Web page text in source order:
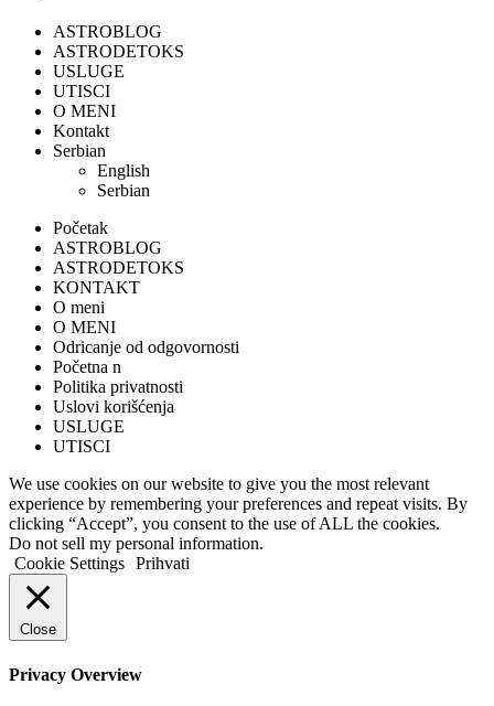
ASTROBLOG
ASTRODETOKS
USLUGE
UTISCI
O MENI
Kontakt
Serbian
English
Serbian
Početak
ASTROBLOG
ASTRODETOKS
KONTAKT
O meni
O MENI
Odricanje od odgovornosti
Početna n
Politika privatnosti
Uslovi korišćenja
USLUGE
UTISCI
We use cookies on our website to give you the most relevant
experience by remembering your preferences and repeat visits. By
clicking “Accept”, you consent to the use of ALL the cookies.
Do not sell my personal information.
Cookie Settings Prihvati
Close
Privacy Overview